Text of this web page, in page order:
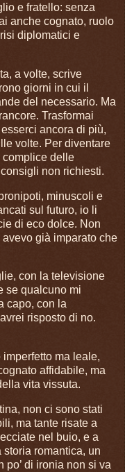
e fratello: senza
anche cognato, ruolo
diplomatici e
a volte, scrive
giorni in cui il
del necessario. Ma
Trasformai
ancora di più,
volte. Per diventare
delle
non richiesti.
minuscoli e
sul futuro, io li
di eco dolce. Non
già imparato che
con la televisione
se qualcuno mi
capo, con la
risposto di no.
ma leale,
affidabile, ma
vita vissuta.
non ci sono stati
ma tante risate a
nel buio, e a
storia romantica, un
po’ di ironia non si va